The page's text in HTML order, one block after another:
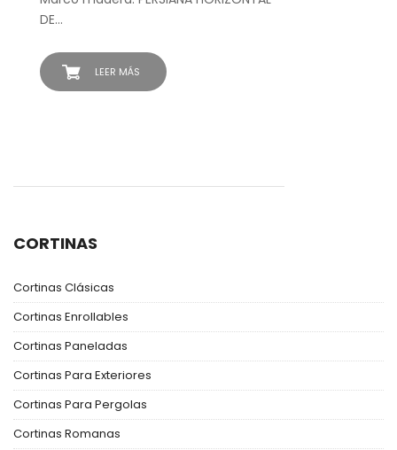
CORTINAS
Cortinas Clásicas
Cortinas Enrollables
Cortinas Paneladas
Cortinas Para Exteriores
Cortinas Para Pergolas
Cortinas Romanas
LEER MÁS
DE…